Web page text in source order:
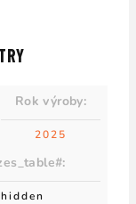
Rok výroby:
2025
:
hidden